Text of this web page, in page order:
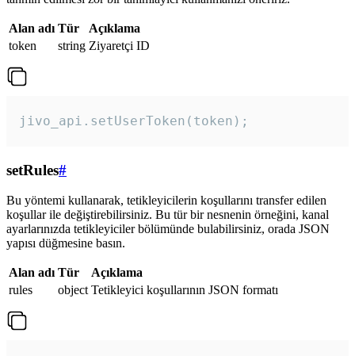
Alan adı Tür
Açıklama
token
string Ziyaretçi ID
jivo_api.setUserToken(token);
setRules#
Bu yöntemi kullanarak, tetikleyicilerin koşullarını transfer edilen
koşullar ile değiştirebilirsiniz. Bu tür bir nesnenin örneğini, kanal
ayarlarınızda tetikleyiciler bölümünde bulabilirsiniz, orada JSON
yapısı düğmesine basın.
Alan adı Tür
Açıklama
rules
object Tetikleyici koşullarının JSON formatı